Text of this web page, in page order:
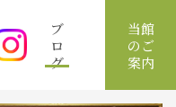
ブ
ロ
グ
当館
のご
案内